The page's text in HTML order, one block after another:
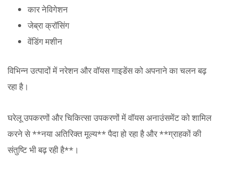
कार नेविगेशन
जेब्रा क्रॉसिंग
वेंडिंग मशीन
विभिन्न उत्पादों में नरेशन और वॉयस गाइडेंस को अपनाने का चलन बढ़
रहा है।
घरेलू उपकरणों और चिकित्सा उपकरणों में वॉयस अनाउंसमेंट को शामिल
करने से **नया अतिरिक्त मूल्य** पैदा हो रहा है और **ग्राहकों की
संतुष्टि भी बढ़ रही है**।